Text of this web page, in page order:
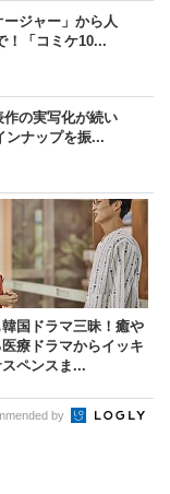
ージャー」から人
！「コミケ10...
作の実写化が続い
ンナップを振...
国ドラマ三昧！癒や
療ドラマからイッキ
ペンスま...
by